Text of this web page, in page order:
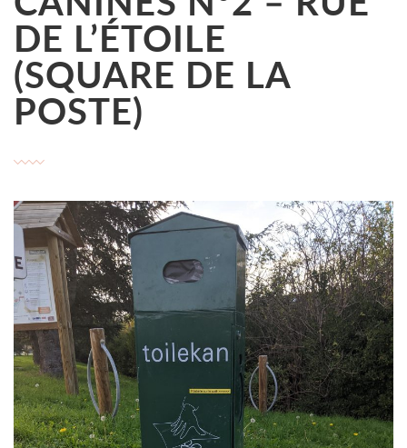
DE L’ÉTOILE
(SQUARE DE LA
POSTE)